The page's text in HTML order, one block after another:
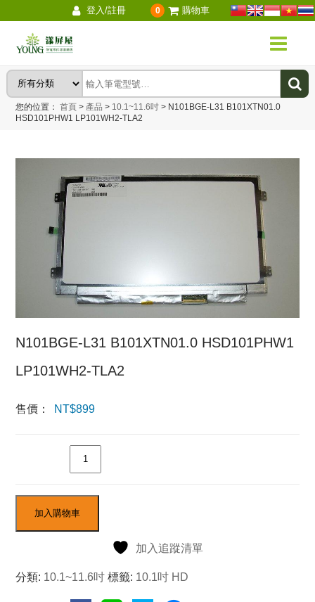
登入/註冊 0 購物車
您的位置：首頁 > 產品 > 10.1~11.6吋 > N101BGE-L31 B101XTN01.0
HSD101PHW1 LP101WH2-TLA2
N101BGE-L31 B101XTN01.0 HSD101PHW1
LP101WH2-TLA2
售價： NT$899
加入購物車
加入追蹤清單
分類: 10.1~11.6吋 標籤: 10.1吋 HD